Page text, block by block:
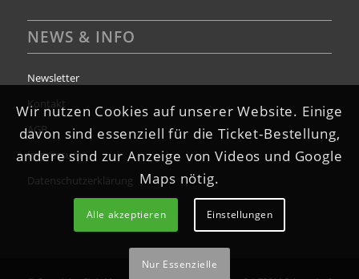
NEWS & INFO
Newsletter
Kontakt
AGB
Impressum
Datenschutzerklärung
Wir nutzen Cookies auf unserer Website. Einige
davon sind essenziell für die Ticket-Bestellung,
andere sind zur Anzeige von Videos und Google
Maps nötig.
Alle akzeptieren Einstellungen
Nur Essenzielle